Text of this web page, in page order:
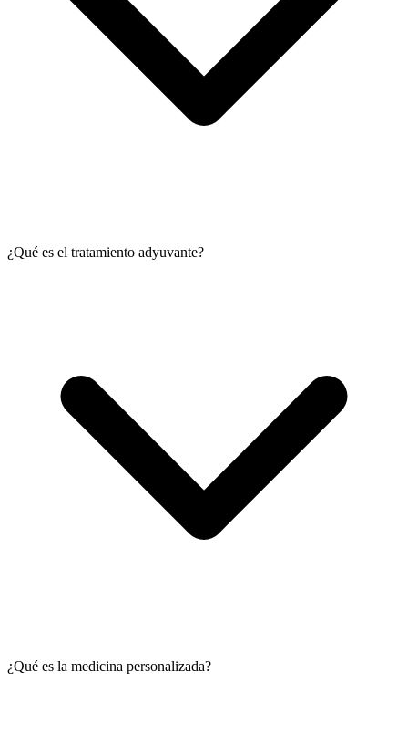
¿Qué es el tratamiento adyuvante?
¿Qué es la medicina personalizada?